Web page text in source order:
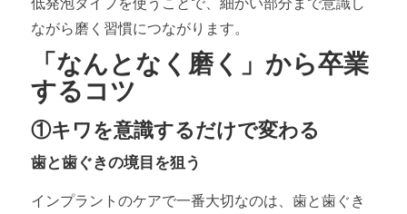
低発泡タイプを使うことで、細かい部分まで意識し
ながら磨く習慣につながります。
「なんとなく磨く」から卒業
するコツ
①キワを意識するだけで変わる
歯と歯ぐきの境目を狙う
インプラントのケアで一番大切なのは、歯と歯ぐき